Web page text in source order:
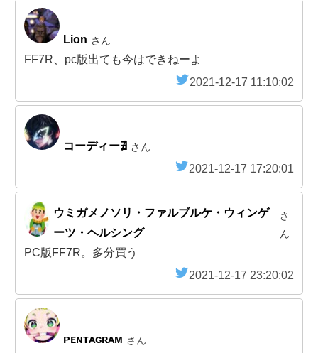
Lion さん
FF7R、pc版出ても今はできねーよ
2021-12-17 11:10:02
コーディー∄ さん
2021-12-17 17:20:01
ウミガメノソリ・ファルブルケ・ウィンゲ
ーツ・ヘルシング
さ
ん
PC版FF7R。多分買う
2021-12-17 23:20:02
ᴘᴇɴᴛᴀɢʀᴀᴍ さん